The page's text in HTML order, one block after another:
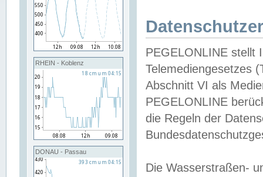
RHEIN - Koblenz
DONAU - Passau
PEGELONLINE stellt
Telemediengesetzes
Abschnitt VI als
PEGELONLINE
die Regeln der
Die Wasserstraßen-